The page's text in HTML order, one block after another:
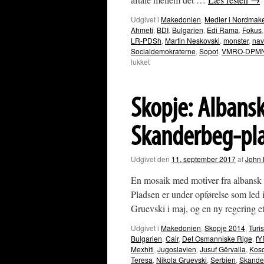
Udgivet i Makedonien, Medier i
Ahmeti, BDI, Bulgarien, Edi Rama, Fokus
LR-PDSh, Martin Neskovski, monster,
Socialdemokraterne, Sopot, VMRO-
lukkettil
nationalkonservativt-
russisk
narrativ
Skopje:
Skanderbeg-
Udgivet den 11. september 2017afJohn
En mosaik med motiver fra
Pladsen er under opførelse som
Gruevski i maj, og en ny regering
Udgivet i Makedonien, Skopje 2014,
Bulgarien, Cair, Det Osmanniske Rige,
Mexhiti, Jugoslavien, Jusuf Gërvalla,
Teresa, Nikola Gruevski, Serbien,